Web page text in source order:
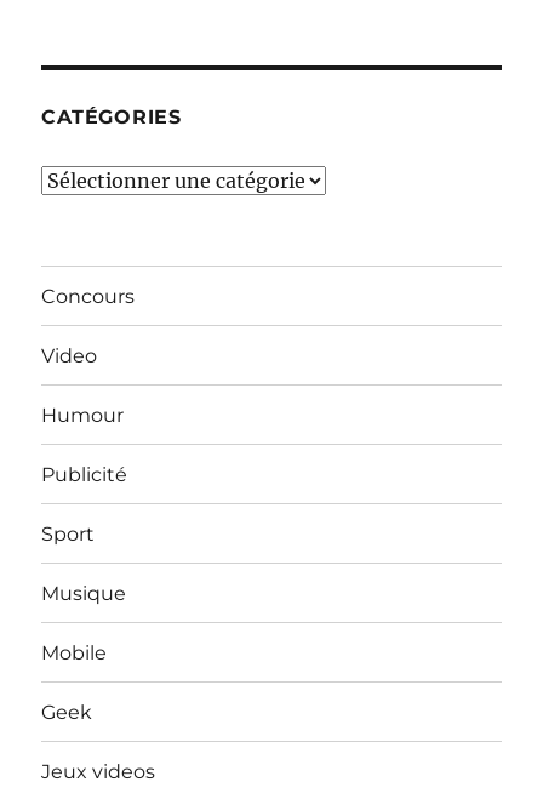
CATÉGORIES
Catégories
Concours
Video
Humour
Publicité
Sport
Musique
Mobile
Geek
Jeux videos